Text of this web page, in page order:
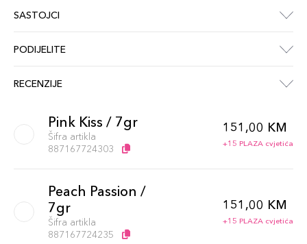
SASTOJCI
PODIJELITE
RECENZIJE
Pink Kiss / 7gr
Šifra artikla
887167724303
151,00 KM
+15 PLAZA cvjetića
Peach Passion /
7gr
Šifra artikla
887167724235
151,00 KM
+15 PLAZA cvjetića